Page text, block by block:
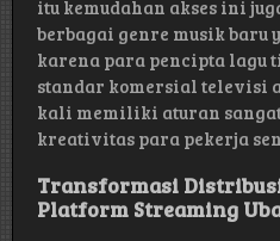
itu kemudahan akses ini
berbagai genre musik baru
karena para pencipta lagu
standar komersial televisi
kali memiliki aturan
kreativitas para pekerja
Transformasi
Platform Streaming